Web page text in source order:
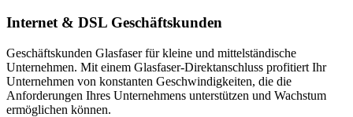
Internet & DSL Geschäftskunden
Geschäftskunden Glasfaser für kleine und mittelständische
Unternehmen. Mit einem Glasfaser-Direktanschluss profitiert Ihr
Unternehmen von konstanten Geschwindigkeiten, die die
Anforderungen Ihres Unternehmens unterstützen und Wachstum
ermöglichen können.